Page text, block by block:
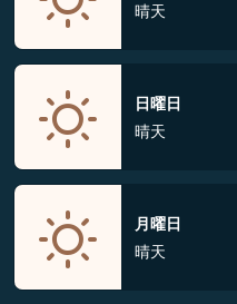
晴天
日曜日
晴天
月曜日
晴天